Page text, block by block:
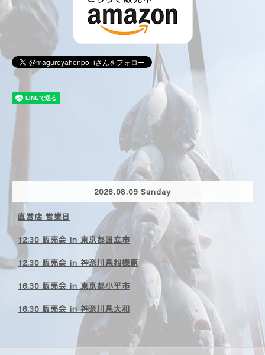
2026.08.09 Sunday
直営店 営業日
12:30 販売会 in 東京都国立市
12:30 販売会 in 神奈川県相模原
16:30 販売会 in 東京都小平市
16:30 販売会 in 神奈川県大和